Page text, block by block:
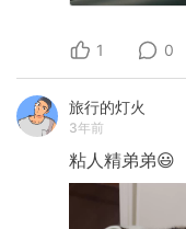
1 0
旅行的灯火
3年前
粘人精弟弟😃